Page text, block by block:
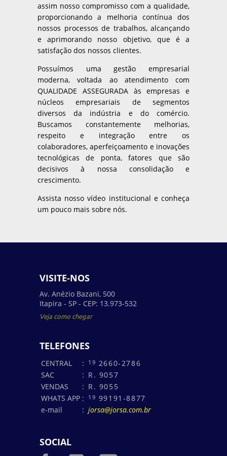
assim nosso compromisso com a qualidade,
proporcionando a melhoria contínua dos
nossos processos de trabalhos, alcançando
e aprimorando nosso objetivo, que é a
satisfação dos nossos clientes.
Possuímos uma gestão empresarial
moderna, voltada ao atendimento com
QUALIDADE ASSEGURADA às empresas e
núcleos empresariais de segmentos
diversos da indústria e do comércio.
Buscamos constantemente melhorias,
respeito e integração entre os
colaboradores, aperfeiçoamento e inovações
tecnológicas de ponta, fatores que são
decisivos à nossa consolidação e
crescimento.
Assista nosso vídeo institucional e conheça
um pouco mais sobre nós.
VISITE-NOS
Av. Anézio Bazani, 500
Itapira - SP - CEP: 13.973-532
Veja como chegar
TELEFONES
CENTRAL : 19 2660-2786
SAC
: R. 9057
VENDAS
: R. 9055
WHATS APP : 19 99191-8877
e-mail
: jorsa@jorsa.com.br
SOCIAL